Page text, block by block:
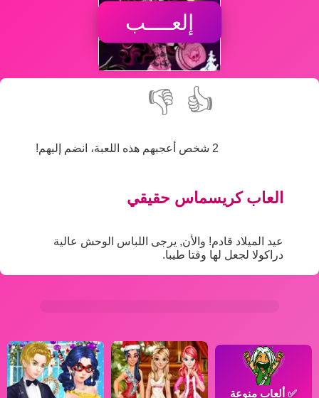
إلعــــب
👍
👎
2 شخص أعجبهم هذه اللعبة، انضم إليهم!
العاب كريسماس حقيقي
عيد الميلاد قادم! والأن, يرجى اللباس الوحش عالية
دراكولا لجعل لها وقتا طيبا.
✅ ألعاب منوعة